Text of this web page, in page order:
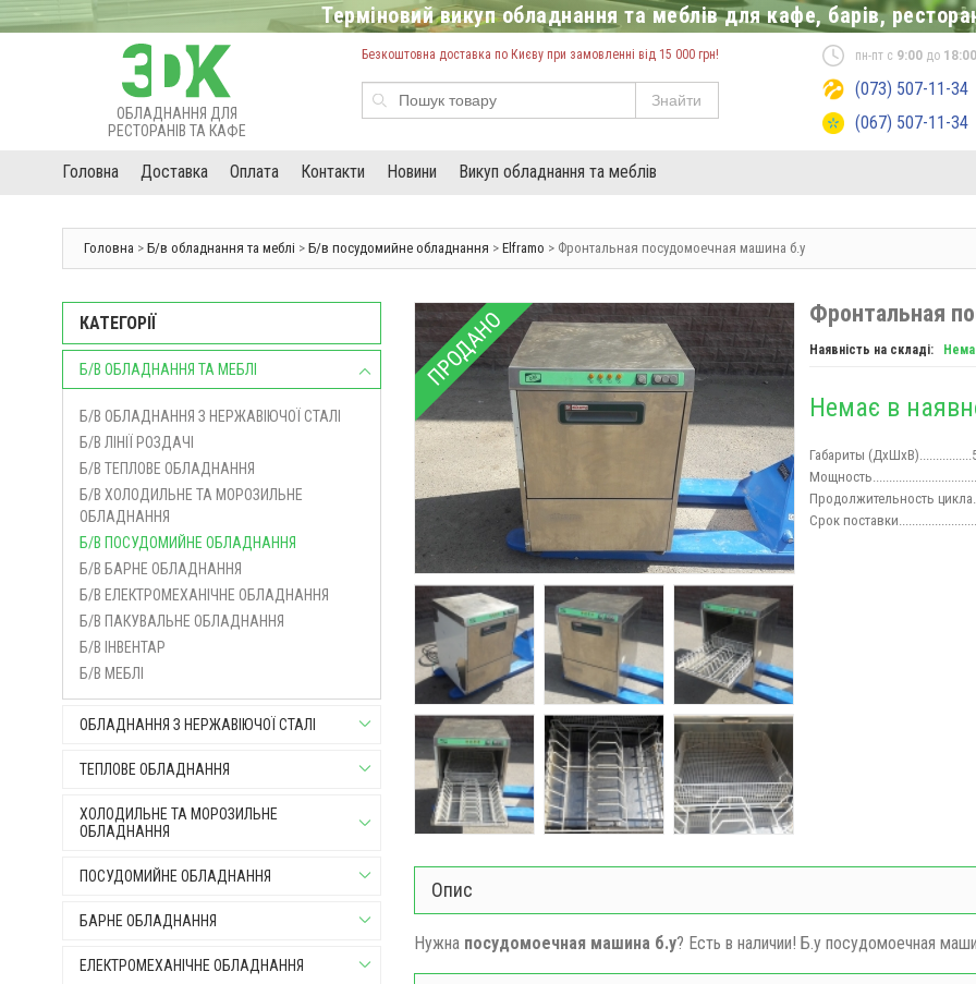
Терміновий викуп обладнання та меблів для кафе, барів,
ОБЛАДНАННЯ ДЛЯ
РЕСТОРАНІВ ТА КАФЕ
Безкоштовна доставка по Києву при замовленні від 15 000 грн!
Знайти
пн-пт с 9:00 до 18:00
(073) 507-11-34
(067) 507-11-34
Головна Доставка Оплата Контакти Новини Викуп обладнання та меблів
Головна > Б/в обладнання та меблі > Б/в посудомийне обладнання > Elframo > Фронтальная посудомоечная машина б.у
ПРОДАНО Фронтальная
Наявність на складі:
Немає в
Габариты
Продолжительность цикла
Срок поставки
Опис
Нужна посудомоечная машина б.у? Есть в наличии! Б.у посудомоечная
КАТЕГОРІЇ
Б/В ОБЛАДНАННЯ ТА МЕБЛІ
Б/В ОБЛАДНАННЯ З НЕРЖАВІЮЧОЇ СТАЛІ
Б/В ЛІНІЇ РОЗДАЧІ
Б/В ТЕПЛОВЕ ОБЛАДНАННЯ
Б/В ХОЛОДИЛЬНЕ ТА МОРОЗИЛЬНЕ
ОБЛАДНАННЯ
Б/В ПОСУДОМИЙНЕ ОБЛАДНАННЯ
Б/В БАРНЕ ОБЛАДНАННЯ
Б/В ЕЛЕКТРОМЕХАНІЧНЕ ОБЛАДНАННЯ
Б/В ПАКУВАЛЬНЕ ОБЛАДНАННЯ
Б/В ІНВЕНТАР
Б/В МЕБЛІ
ОБЛАДНАННЯ З НЕРЖАВІЮЧОЇ СТАЛІ
ТЕПЛОВЕ ОБЛАДНАННЯ
ХОЛОДИЛЬНЕ ТА МОРОЗИЛЬНЕ
ОБЛАДНАННЯ
ПОСУДОМИЙНЕ ОБЛАДНАННЯ
БАРНЕ ОБЛАДНАННЯ
ЕЛЕКТРОМЕХАНІЧНЕ ОБЛАДНАННЯ